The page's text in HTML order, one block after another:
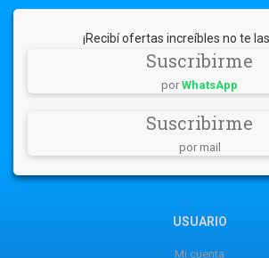
¡Recibí ofertas increíbles no te
Suscribirme
por WhatsApp
Suscribirme
por mail
USUARIO
Mi cuenta